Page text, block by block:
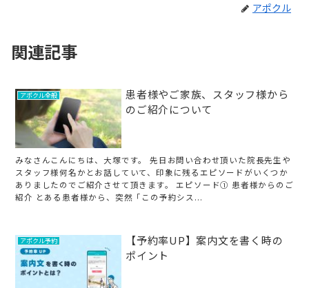
アポクル
関連記事
アポクル全般
患者様やご家族、スタッフ様から
のご紹介について
みなさんこんにちは、大塚です。 先日お問い合わせ頂いた院長先生や
スタッフ様何名かとお話していて、印象に残るエピソードがいくつか
ありましたのでご紹介させて頂きます。 エピソード① 患者様からのご
紹介 とある患者様から、突然「この予約シス...
アポクル予約
【予約率UP】案内文を書く時の
ポイント